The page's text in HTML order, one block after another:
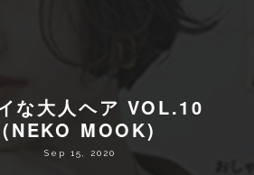
な大人ヘア VOL.10
(NEKO MOOK)
Sep 15, 2020